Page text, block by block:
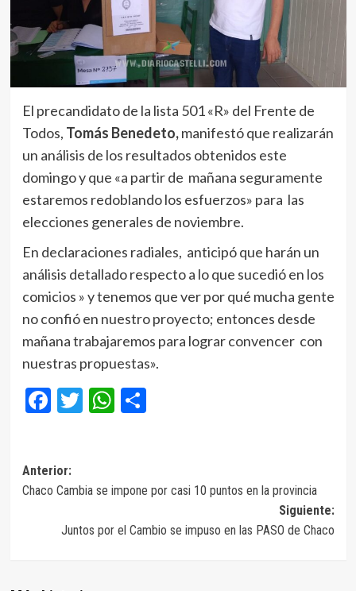
El precandidato de la lista 501 «R» del Frente de
Todos, Tomás Benedeto,manifestó que realizarán
un análisis de los resultados obtenidos este
domingo y que «a partir de mañana seguramente
estaremos redoblando los esfuerzos» para las
elecciones generales de noviembre.
En declaraciones radiales, anticipó que harán un
análisis detallado respecto a lo que sucedió en los
comicios » y tenemos que ver por qué mucha gente
no confió en nuestro proyecto; entonces desde
mañana trabajaremos para lograr convencer con
nuestras propuestas».
Facebook
Twitter
WhatsApp
Compartir
Navegación
de
entradas
Anterior:
Chaco Cambia se impone por casi 10 puntos en la provincia
Siguiente:
Juntos por el Cambio se impuso en las PASO de Chaco